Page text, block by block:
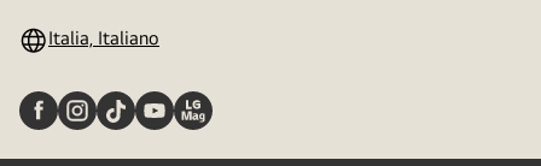
Italia, Italiano